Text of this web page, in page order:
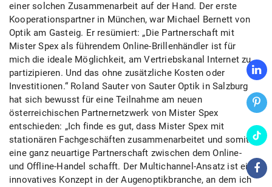
einer solchen Zusammenarbeit auf der Hand. Der erste
Kooperationspartner in München, war Michael Bernett von
Optik am Gasteig. Er resümiert: „Die Partnerschaft mit
Mister Spex als führendem Online-Brillenhändler ist für
mich die ideale Möglichkeit, am Vertriebskanal Internet zu
partizipieren. Und das ohne zusätzliche Kosten oder
Investitionen.“ Roland Sauter von Sauter Optik in Salzburg
hat sich bewusst für eine Teilnahme am neuen
österreichischen Partnernetzwerk von Mister Spex
entschieden: „Ich finde es gut, dass Mister Spex mit
stationären Fachgeschäften zusammenarbeitet und somit
eine ganz neuartige Partnerschaft zwischen dem Online-
und Offline-Handel schafft. Der Multichannel-Ansatz ist ein
innovatives Konzept in der Augenoptikbranche, an dem ich